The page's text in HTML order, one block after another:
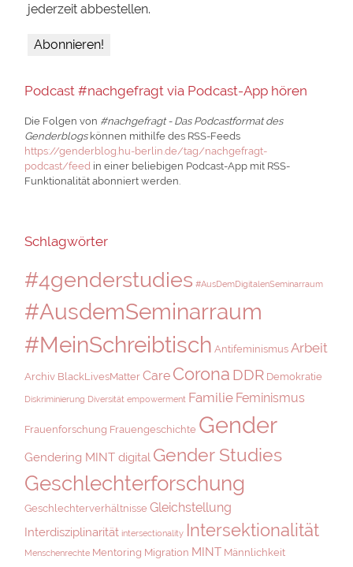
jederzeit abbestellen.
Podcast #nachgefragt via Podcast-App hören
Die Folgen von #nachgefragt - Das Podcastformat des
Genderblogskönnen mithilfe des RSS-Feeds
https://genderblog.hu-berlin.de/tag/nachgefragt-
podcast/feed in einer beliebigen Podcast-App mit RSS-
Funktionalität abonniert werden.
Schlagwörter
#4genderstudies #AusDemDigitalenSeminarraum
#AusdemSeminarraum
#MeinSchreibtisch Antifeminismus Arbeit
Archiv BlackLivesMatter Care Corona DDR Demokratie
Diskriminierung Diversität empowerment Familie Feminismus
Frauenforschung Frauengeschichte Gender
Gendering MINT digital Gender Studies
Geschlechterforschung
Geschlechterverhältnisse Gleichstellung
Interdisziplinarität intersectionality Intersektionalität
Menschenrechte Mentoring Migration MINT Männlichkeit